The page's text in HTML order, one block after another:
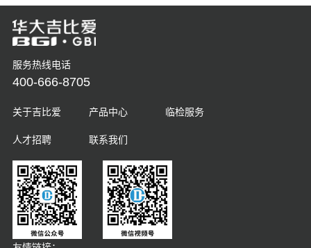
服务热线电话
400-666-8705
关于吉比爱 产品中心 临检服务
人才招聘 联系我们